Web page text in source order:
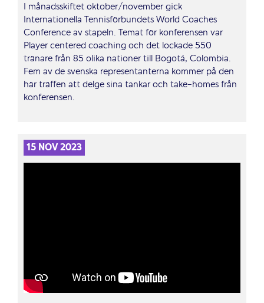
I månadsskiftet oktober/november gick
Internationella Tennisförbundets World Coaches
Conference av stapeln. Temat för konferensen var
Player centered coaching och det lockade 550
tränare från 85 olika nationer till Bogotá, Colombia.
Fem av de svenska representanterna kommer på den
här träffen att delge sina tankar och take-homes från
konferensen.
15 NOV 2023